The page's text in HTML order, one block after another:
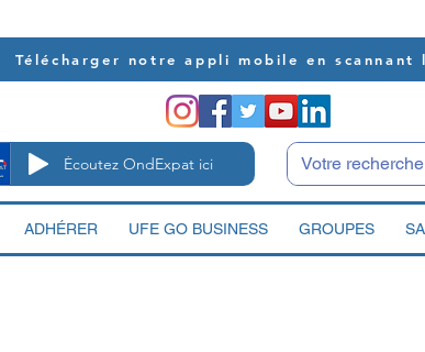
Télécharger notre appli mobile en scannant
Écoutez OndExpat ici
ADHÉRER UFE GO BUSINESS GROUPES